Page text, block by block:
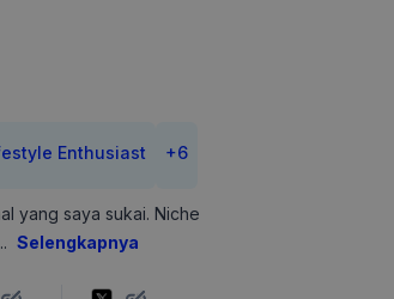
Enthusiast +6
yang saya sukai. Niche
Selengkapnya